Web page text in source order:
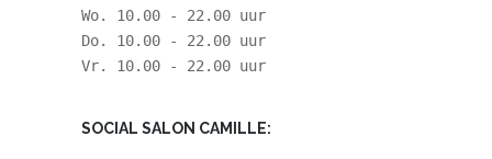
Wo. 10.00 - 22.00 uur
Do. 10.00 - 22.00 uur
Vr. 10.00 - 22.00 uur
SOCIAL SALON CAMILLE: